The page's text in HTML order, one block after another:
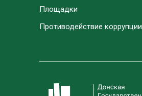
Площадки
Противодействие коррупции